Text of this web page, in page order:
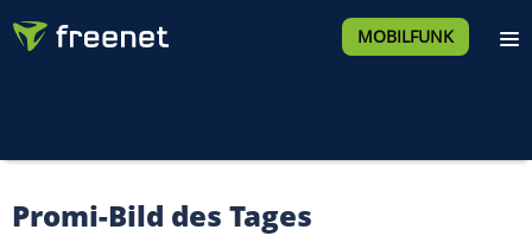
MOBILFUNK
Promi-Bild des Tages